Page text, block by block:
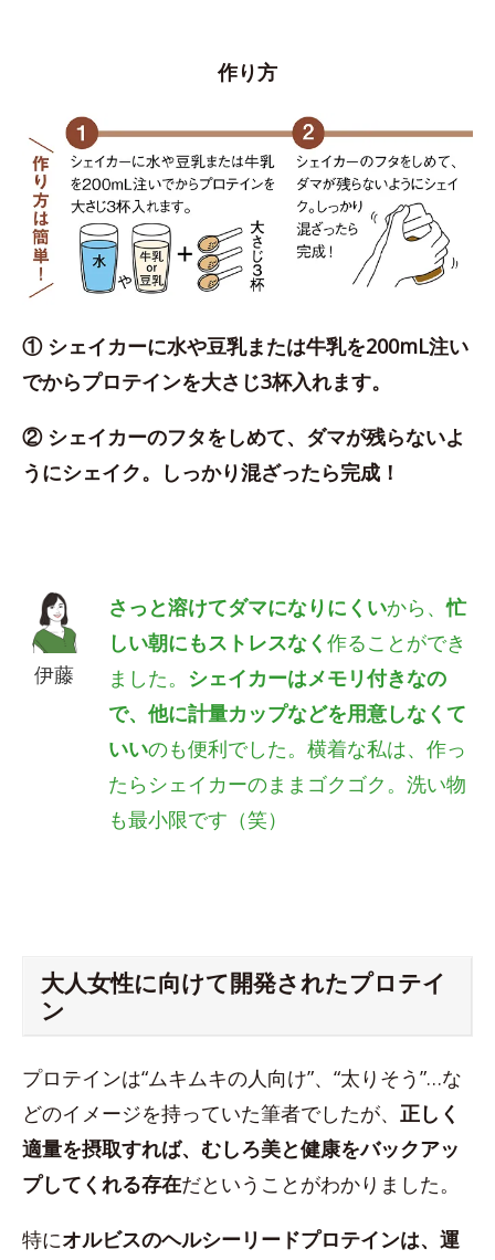
作り方
① シェイカーに水や豆乳または牛乳を200mL注い
でからプロテインを大さじ3杯入れます。
② シェイカーのフタをしめて、ダマが残らないよ
うにシェイク。しっかり混ざったら完成！
伊藤
さっと溶けてダマになりにくいから、忙
しい朝にもストレスなく作ることができ
ました。 シェイカーはメモリ付きなの
で、他に計量カップなどを用意しなくて
いいのも便利でした。横着な私は、作っ
たらシェイカーのままゴクゴク。洗い物
も最小限です（笑）
大人女性に向けて開発されたプロテイ
ン
プロテインは“ムキムキの人向け”、“太りそう”…な
どのイメージを持っていた筆者でしたが、 正しく
適量を摂取すれば、むしろ美と健康をバックアッ
プしてくれる存在だということがわかりました。
特にオルビスのヘルシーリードプロテインは、運